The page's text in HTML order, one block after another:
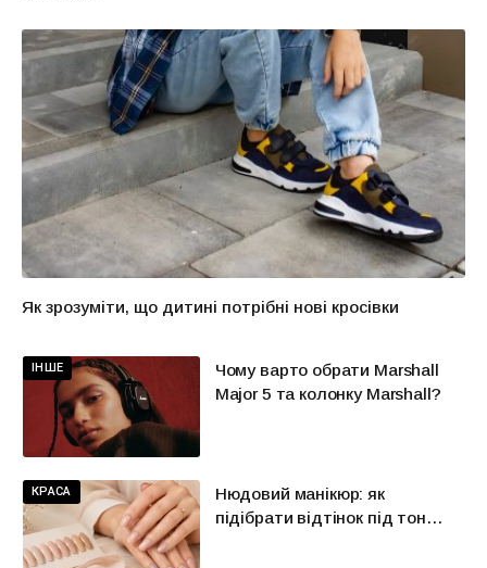
Як зрозуміти, що дитині потрібні нові кросівки
ІНШЕ
Чому варто обрати Marshall
Major 5 та колонку Marshall?
КРАСА
Нюдовий манікюр: як
підібрати відтінок під тон